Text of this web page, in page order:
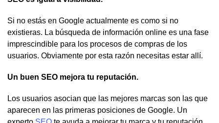
Si no estás en Google actualmente es como si no
existieras. La búsqueda de información online es una fase
imprescindible para los procesos de compras de los
usuarios. Obviamente por esta razón necesitas estar allí.
Un buen SEO mejora tu reputación.
Los usuarios asocian que las mejores marcas son las que
aparecen en las primeras posiciones de Google. Un